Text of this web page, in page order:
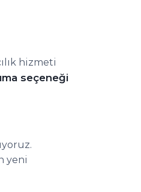
hizmeti
seçeneği
yeni